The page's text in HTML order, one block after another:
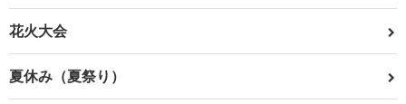
花火大会
夏休み（夏祭り）